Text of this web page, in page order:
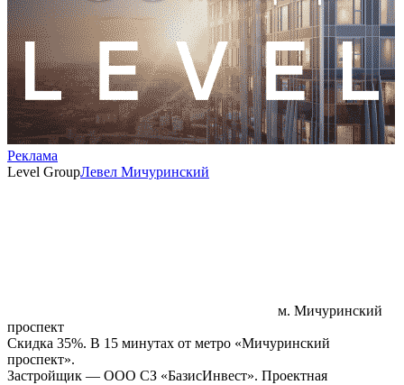
Реклама
Level GroupЛевел Мичуринский
м. Мичуринский
проспект
Скидка 35%. В 15 минутах от метро «Мичуринский
проспект».
Застройщик — ООО СЗ «БазисИнвест». Проектная